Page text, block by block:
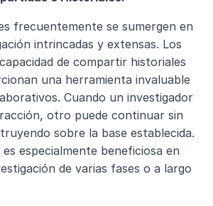
frecuentemente se sumergen en
intrincadas y extensas. Los
de compartir historiales
una herramienta invaluable
Cuando un investigador
otro puede continuar sin
sobre la base establecida.
especialmente beneficiosa en
de varias fases o a largo